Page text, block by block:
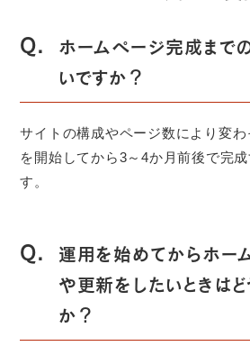
Q.
ホームページ完成まで
いですか？
サイトの構成やページ数により変
を開始してから3～4か月前後で完
す。
Q.
運用を始めてからホー
や更新をしたいときは
か？